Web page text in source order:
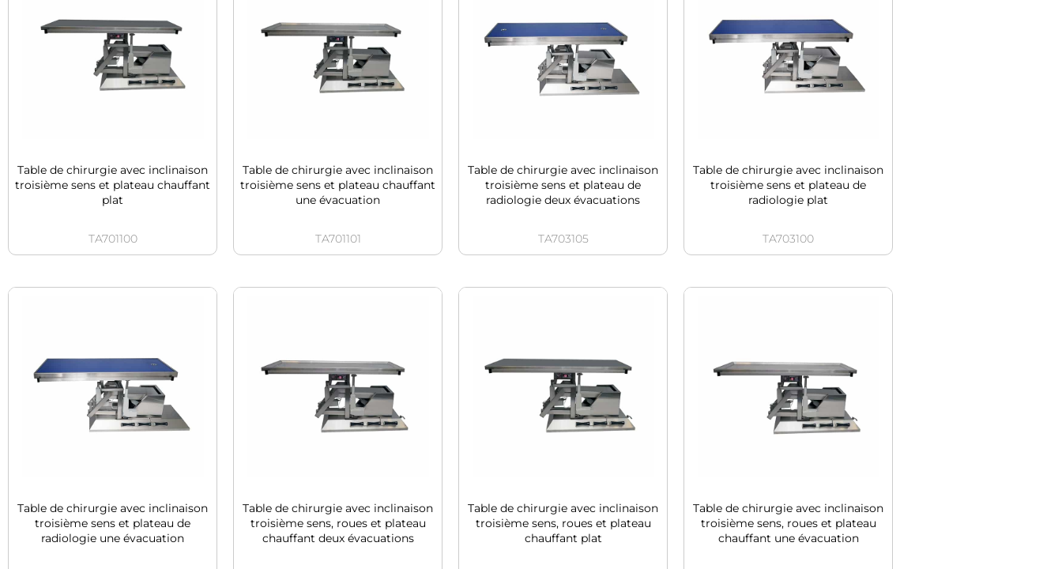
Table de chirurgie avec inclinaison
troisième sens et plateau chauffant
plat
TA701100
Table de chirurgie avec inclinaison
troisième sens et plateau chauffant
une évacuation
TA701101
Table de chirurgie avec inclinaison
troisième sens et plateau de
radiologie deux évacuations
TA703105
Table de chirurgie avec inclinaison
troisième sens et plateau de
radiologie plat
TA703100
Table de chirurgie avec inclinaison
troisième sens et plateau de
radiologie une évacuation
Table de chirurgie avec inclinaison
troisième sens, roues et plateau
chauffant deux évacuations
Table de chirurgie avec inclinaison
troisième sens, roues et plateau
chauffant plat
Table de chirurgie avec inclinaison
troisième sens, roues et plateau
chauffant une évacuation